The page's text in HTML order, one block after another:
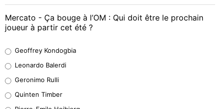
Mercato - Ça bouge à l’OM : Qui doit être le prochain
joueur à partir cet été ?
38%
32%
Geoffrey Kondogbia
Leonardo Balerdi
Geronimo Rulli
Quinten Timber